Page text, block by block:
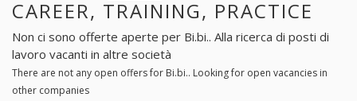
CAREER, TRAINING, PRACTICE
Non ci sono offerte aperte per Bi.bi.. Alla ricerca di posti di
lavoro vacanti in altre società
There are not any open offers for Bi.bi.. Looking for open vacancies in
other companies